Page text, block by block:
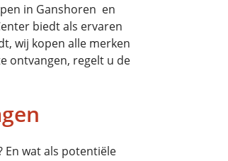
in Ganshoren en
biedt als ervaren
wij kopen alle merken
ontvangen, regelt u de
En wat als potentiële